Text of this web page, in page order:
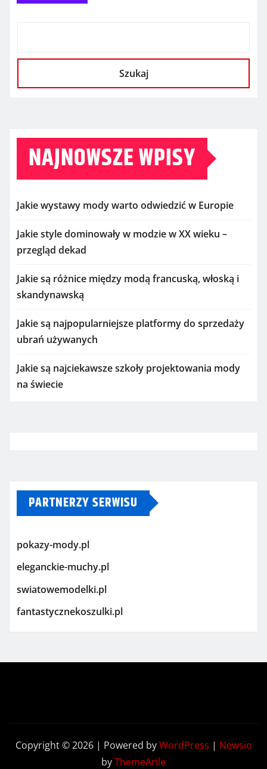
Szukaj
NAJNOWSZE WPISY
Jakie wystawy mody warto odwiedzić w Europie
Jakie style dominowały w modzie w XX wieku –
przegląd dekad
Jakie są różnice między modą francuską, włoską i
skandynawską
Jakie są najpopularniejsze platformy do sprzedaży
ubrań używanych
Jakie są najciekawsze szkoły projektowania mody
na świecie
PARTNERZY SERWISU
pokazy-mody.pl
eleganckie-muchy.pl
swiatowemodelki.pl
fantastycznekoszulki.pl
Copyright © 2026 | Powered byWordPress | Newsio
byThemeArile